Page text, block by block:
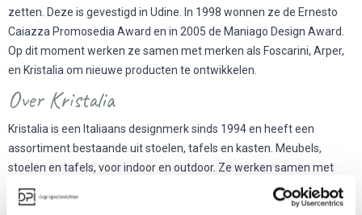
zetten. Deze is gevestigd in Udine. In 1998 wonnen ze de Ernesto
Caiazza Promosedia Award en in 2005 de Maniago Design Award.
Op dit moment werken ze samen met merken als Foscarini, Arper,
en Kristalia om nieuwe producten te ontwikkelen.
Over Kristalia
Kristalia is een Italiaans designmerk sinds 1994 en heeft een
assortiment bestaande uit stoelen, tafels en kasten. Meubels,
stoelen en tafels, voor indoor en outdoor. Ze werken samen met
verschillende internationale ontwerpers, waaronder Patrick
Norguet, Angelo Natuzzi en Christophe Pillet.